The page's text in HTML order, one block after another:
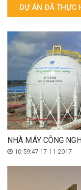
DỰ ÁN ĐÃ THỰC
NHÀ MÁY CÔNG
10:59:47 17-11-2017